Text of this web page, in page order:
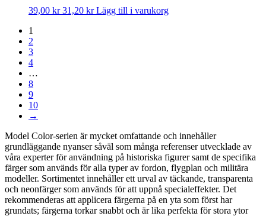
39,00 kr 31,20 kr Lägg till i varukorg
1
2
3
4
…
8
9
10
→
Model Color-serien är mycket omfattande och innehåller
grundläggande nyanser såväl som många referenser utvecklade av
våra experter för användning på historiska figurer samt de specifika
färger som används för alla typer av fordon, flygplan och militära
modeller. Sortimentet innehåller ett urval av täckande, transparenta
och neonfärger som används för att uppnå specialeffekter. Det
rekommenderas att applicera färgerna på en yta som först har
grundats; färgerna torkar snabbt och är lika perfekta för stora ytor